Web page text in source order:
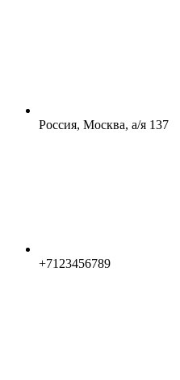
Россия, Москва, а/я 137
+7123456789